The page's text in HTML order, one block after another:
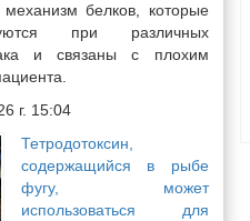
механизм белков, которые
при различных
и связаны с плохим
г. 15:04
Тетродотоксин,
содержащийся в рыбе
фугу, может
использоваться для